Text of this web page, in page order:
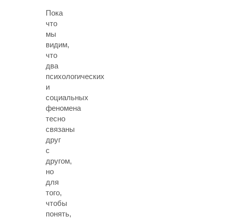
Пока
что
мы
видим,
что
два
психологических
и
социальных
феномена
тесно
связаны
друг
с
другом,
но
для
того,
чтобы
понять,